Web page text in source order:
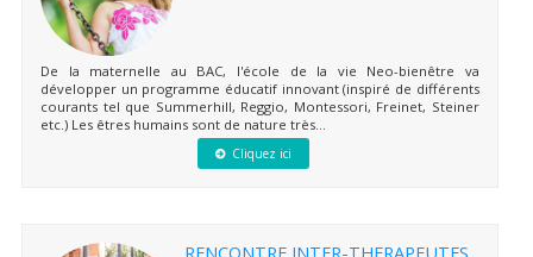
De la maternelle au BAC, l'école de la vie Neo-bienêtre va
développer un programme éducatif innovant (inspiré de différents
courants tel que Summerhill, Reggio, Montessori, Freinet, Steiner
etc.) Les êtres humains sont de nature très...
Cliquez ici
RENCONTRE INTER-THERAPEUTES